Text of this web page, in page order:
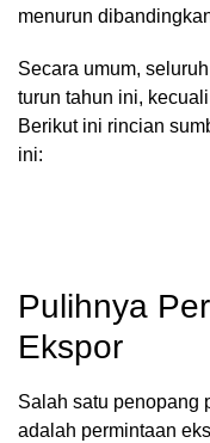
menurun
Secara umum,
turun tahun ini,
Berikut ini rincian
ini:
Pulihnya
Ekspor
Salah satu penopang
adalah permintaan